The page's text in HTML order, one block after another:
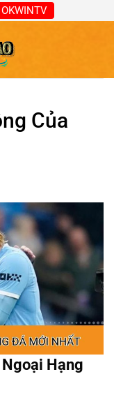
OKWINTV
Của
Hạng